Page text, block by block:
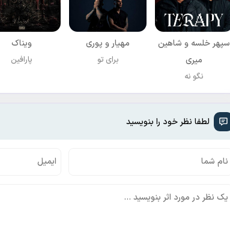
سپهر خلسه و شاهین
میری
نگو نه
مهیار و پوری
برای تو
ویناک
پارافین
لطفا نظر خود را بنویسید